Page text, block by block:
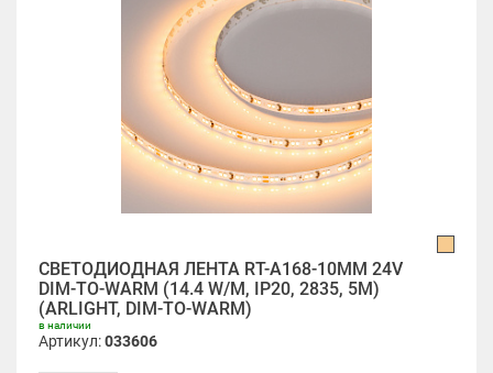
СВЕТОДИОДНАЯ ЛЕНТА RT-A168-10MM 24V
DIM-TO-WARM (14.4 W/M, IP20, 2835, 5M)
(ARLIGHT, DIM-TO-WARM)
в наличии
Артикул:033606